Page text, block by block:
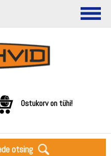
Ostukorv on tühi!
otsing